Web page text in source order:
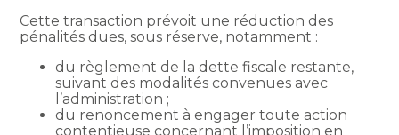
Cette transaction prévoit une réduction des
pénalités dues, sous réserve, notamment :
du règlement de la dette fiscale restante,
suivant des modalités convenues avec
l’administration ;
du renoncement à engager toute action
contentieuse concernant l’imposition en